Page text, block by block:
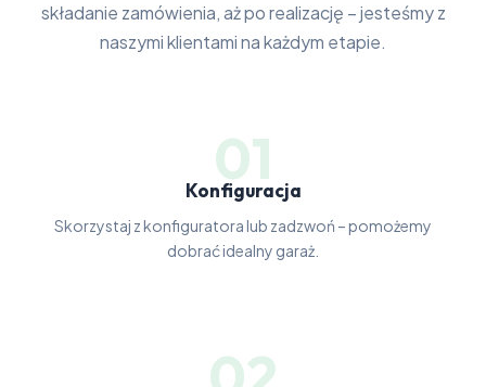
składanie zamówienia, aż po realizację – jesteśmy z
naszymi klientami na każdym etapie.
01
Konfiguracja
Skorzystaj z konfiguratora lub zadzwoń – pomożemy
dobrać idealny garaż.